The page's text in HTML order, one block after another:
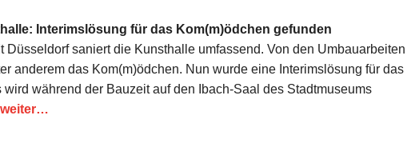
Interimslösung für das Kom(m)ödchen gefunden
Düsseldorf saniert die Kunsthalle umfassend. Von den Umbauarbeiten
anderem das Kom(m)ödchen. Nun wurde eine Interimslösung für das
wird während der Bauzeit auf den Ibach-Saal des Stadtmuseums
weiter…